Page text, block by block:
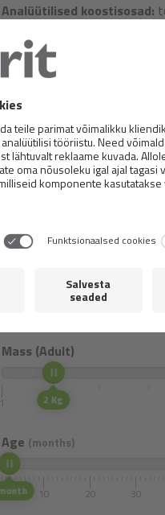
Analüütilised koostisosad:
kaltsium 1,6%, fosfor 1,3%,
0,2%.
Toidukoostis:
A-vitamiin
650 mg, C-vitamiin (3a312)
B1-vitamiin (3a821) 1,2 mg,
mg, B6-vitamiin (3a831) 1,2
tsinkkelaat 110 mg,
aminohapete hüdraadi
Metabolizable energy:4
Annustamine
Mass (Adult)
2 Kg
1
Age (months)
1 10 20 30